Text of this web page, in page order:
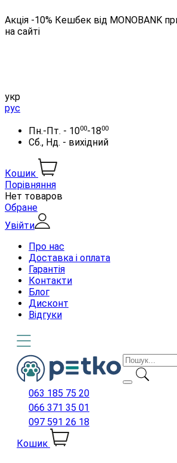
Акція -10% Кешбек від MONOBANK
на сайті
укр
рус
Пн.-Пт. - 1000-1800
Сб., Нд. - вихідний
Кошик
Порівняння
Нет товаров
Обране
Увійти
Про нас
Доставка і оплата
Гарантія
Контакти
Блог
Дисконт
Відгуки
063 185 75 20
066 371 35 01
097 591 26 18
Кошик